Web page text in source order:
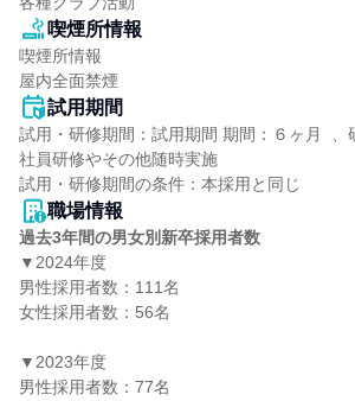
喫煙所情報
喫煙所情報
屋内全面禁煙
試用期間
試用・研修期間：試用期間 期間：６ヶ月  、
社員研修やその他随時実施
職場情報
過去3年間の男女別新卒採用者数
▼2024年度
男性採用者数：111名
女性採用者数：56名
▼2023年度
男性採用者数：77名